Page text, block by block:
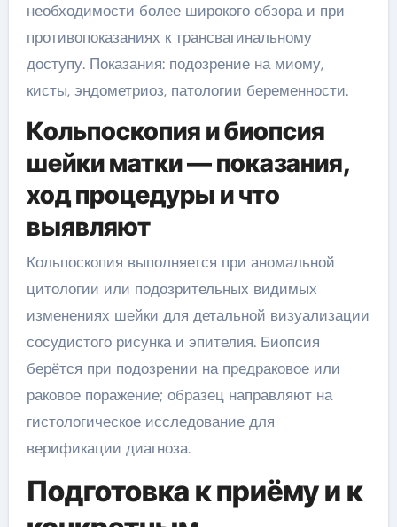
необходимости более широкого обзора и при
противопоказаниях к трансвагинальному
доступу. Показания: подозрение на миому,
кисты, эндометриоз, патологии беременности.
Кольпоскопия и биопсия
шейки матки — показания,
ход процедуры и что
выявляют
Кольпоскопия выполняется при аномальной
цитологии или подозрительных видимых
изменениях шейки для детальной визуализации
сосудистого рисунка и эпителия. Биопсия
берётся при подозрении на предраковое или
раковое поражение; образец направляют на
гистологическое исследование для
верификации диагноза.
Подготовка к приёму и к